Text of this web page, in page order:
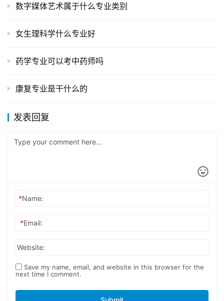
数字媒体艺术属于什么专业类别
女生理科学什么专业好
药学专业可以考中药师吗
康复专业是干什么的
发表回复
*Name:
*Email:
Website:
Save my name, email, and website in this browser for the
next time I comment.